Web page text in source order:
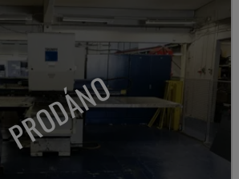
PRODÁNO